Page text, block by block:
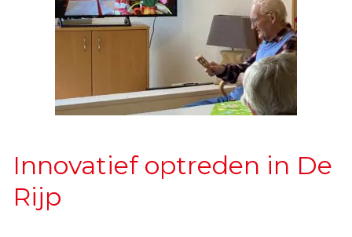
Innovatief optreden in De
Rijp